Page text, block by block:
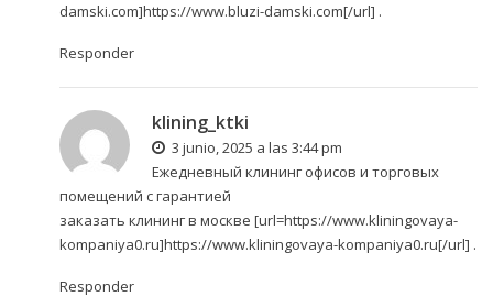
damski.com]https://www.bluzi-damski.com[/url] .
Responder
klining_ktki
3 junio, 2025 a las 3:44 pm
Ежедневный клининг офисов и торговых
помещений с гарантией
заказать клининг в москве [url=https://www.kliningovaya-
kompaniya0.ru]https://www.kliningovaya-kompaniya0.ru[/url] .
Responder